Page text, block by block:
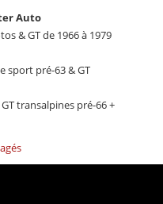
Auto
& GT de 1966 à 1979
sport pré-63 & GT
transalpines pré-66 +